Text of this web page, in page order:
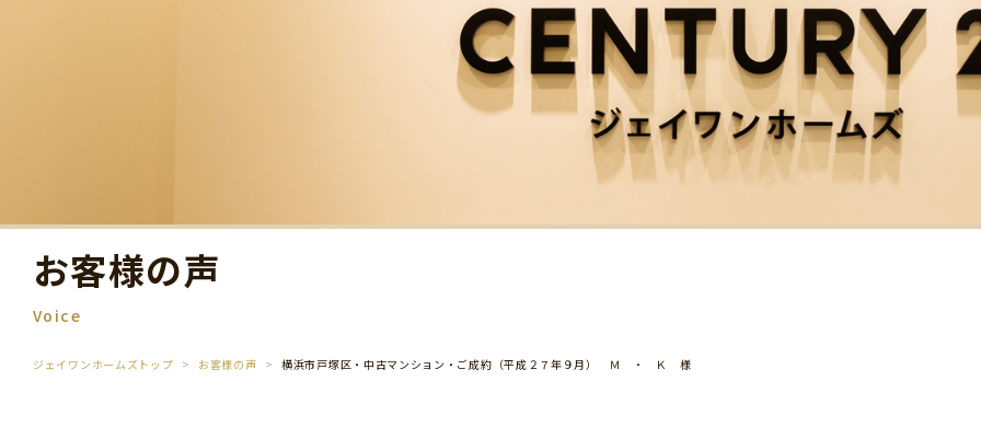
お客様の声
Voice
ジェイワンホームズトップ お客様の声 横浜市戸塚区・中古マンション・ご成約（平成２７年９月） Ｍ ・ Ｋ 様